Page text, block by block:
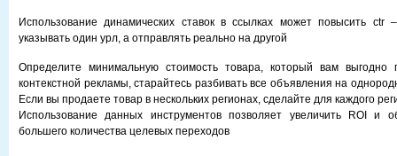
Использование динамических ставок в ссылках может повысить ctr
указывать один урл, а отправлять реально на другой
Определите минимальную стоимость товара, который вам
контекстной рекламы, старайтесь разбивать все объявления на
Если вы продаете товар в нескольких регионах, сделайте для каждого
Использование данных инструментов позволяет увеличить ROI и
большего количества целевых переходов